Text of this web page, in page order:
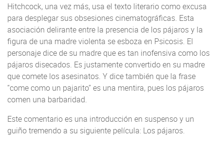
Hitchcock, una vez más, usa el texto literario como excusa
para desplegar sus obsesiones cinematográficas. Esta
asociación delirante entre la presencia de los pájaros y la
figura de una madre violenta se esboza en Psicosis. El
personaje dice de su madre que es tan inofensiva como los
pájaros disecados. Es justamente convertido en su madre
que comete los asesinatos. Y dice también que la frase
“come como un pajarito” es una mentira, pues los pájaros
comen una barbaridad.
Este comentario es una introducción en suspenso y un
guiño tremendo a su siguiente película: Los pájaros.